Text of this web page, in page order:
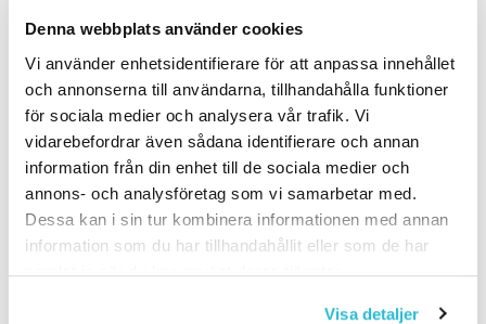
Denna webbplats använder cookies
Vi använder enhetsidentifierare för att anpassa innehållet
och annonserna till användarna, tillhandahålla funktioner
för sociala medier och analysera vår trafik. Vi
vidarebefordrar även sådana identifierare och annan
information från din enhet till de sociala medier och
annons- och analysföretag som vi samarbetar med.
Dessa kan i sin tur kombinera informationen med annan
information som du har tillhandahållit eller som de har
samlat in när du har använt deras tjänster.
Visa detaljer